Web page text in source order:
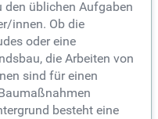
den üblichen Aufgaben
innen. Ob die
oder eine
die Arbeiten von
sind für einen
besteht eine